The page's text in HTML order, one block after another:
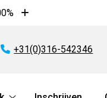
Tekst
10%
Tel:
+31(0)316-542346